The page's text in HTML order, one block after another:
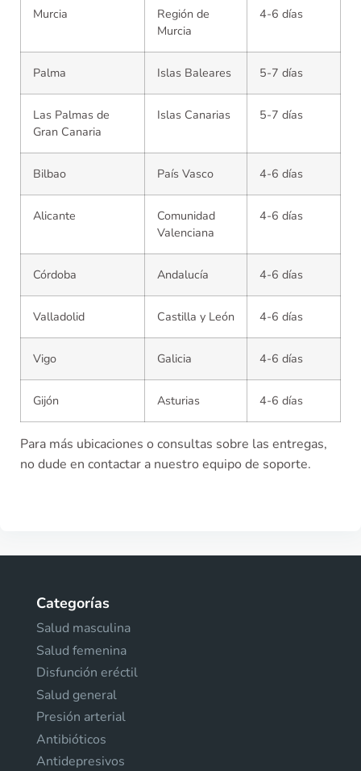
Murcia
Región de
Murcia
4-6 días
Palma Islas Baleares 5-7 días
Las Palmas de
Gran Canaria
Islas Canarias 5-7 días
Bilbao País Vasco 4-6 días
Alicante
Comunidad
Valenciana
4-6 días
Córdoba Andalucía 4-6 días
Valladolid Castilla y León 4-6 días
Vigo Galicia 4-6 días
Gijón Asturias 4-6 días
Para más ubicaciones o consultas sobre las entregas,
no dude en contactar a nuestro equipo de soporte.
Categorías
Salud masculina
Salud femenina
Disfunción eréctil
Salud general
Presión arterial
Antibióticos
Antidepresivos